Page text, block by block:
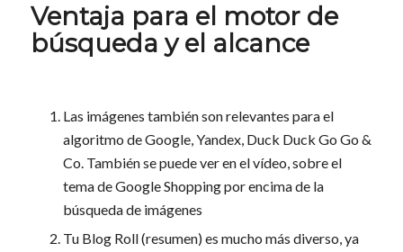
Ventaja para el motor de
búsqueda y el alcance
Las imágenes también son relevantes para el
algoritmo de Google, Yandex, Duck Duck Go Go &
Co. También se puede ver en el vídeo, sobre el
tema de Google Shopping por encima de la
búsqueda de imágenes
Tu Blog Roll (resumen) es mucho más diverso, ya